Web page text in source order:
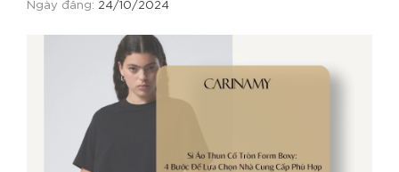
Ngày đăng: 24/10/2024